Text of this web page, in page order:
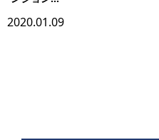
2020.01.09